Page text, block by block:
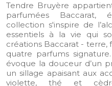
Tendre Bruyère
parfumées Baccarat,
collection s'inspire de
essentiels à la vie qui
créations Baccarat - terre,
quatre parfums
évoque la douceur d’un
un sillage apaisant aux
violette, thé et